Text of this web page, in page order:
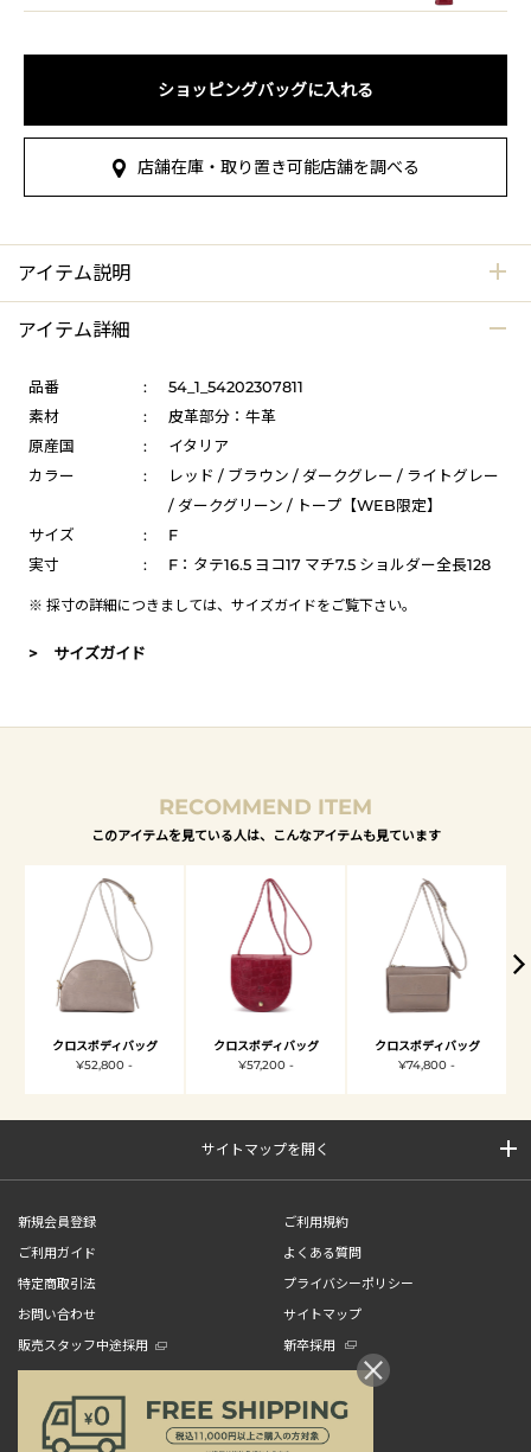
ショッピングバッグに入れる
店舗在庫・取り置き可能店舗を調べる
アイテム説明
アイテム詳細
品番 :
54_1_54202307811
素材
:
皮革部分：牛革
原産国
:
イタリア
カラー
:
レッド / ブラウン / ダークグレー / ライトグレー
/ ダークグリーン / トープ【WEB限定】
サイズ
:
F
実寸
: F：タテ16.5 ヨコ17 マチ7.5 ショルダー全長128
※ 採寸の詳細につきましては、 サイズガイドをご覧下さい。
> サイズガイド
RECOMMEND ITEM
このアイテムを見ている人は、こんなアイテムも見ています
クロスボディバッグ
¥52,800 -
クロスボディバッグ
¥57,200 -
クロスボディバッグ
¥74,800 -
サイトマップを開く
新規会員登録
ご利用規約
ご利用ガイド
よくある質問
特定商取引法
プライバシーポリシー
お問い合わせ
サイトマップ
販売スタッフ中途採用
新卒採用